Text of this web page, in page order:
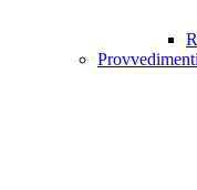
Provvedimenti